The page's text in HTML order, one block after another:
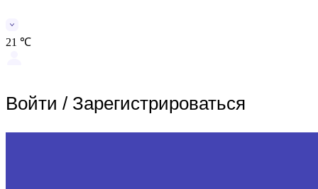
21 ℃
Войти / Зарегистрироваться